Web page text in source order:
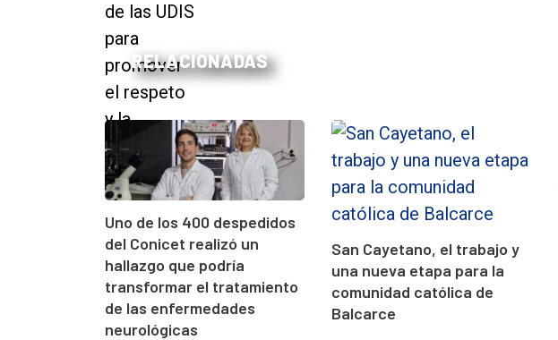
RELACIONADAS
Uno de los 400 despedidos
del Conicet realizó un
hallazgo que podría
transformar el tratamiento
de las enfermedades
neurológicas
San Cayetano, el trabajo y
una nueva etapa para la
comunidad católica de
Balcarce